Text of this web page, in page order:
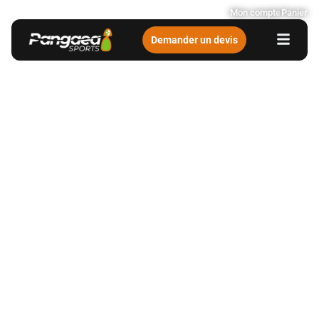
Mon compte Panier
Demander un devis